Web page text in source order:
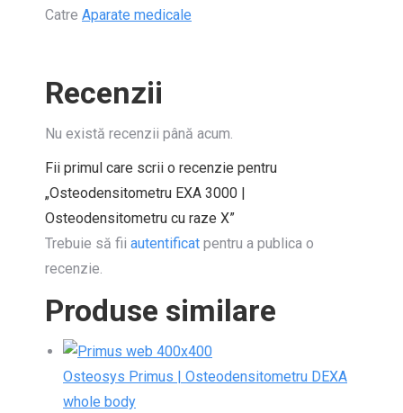
Catre Aparate medicale
Recenzii
Nu există recenzii până acum.
Fii primul care scrii o recenzie pentru
„Osteodensitometru EXA 3000 |
Osteodensitometru cu raze X”
Trebuie să fii autentificat pentru a publica o
recenzie.
Produse similare
Osteosys Primus | Osteodensitometru DEXA
whole body